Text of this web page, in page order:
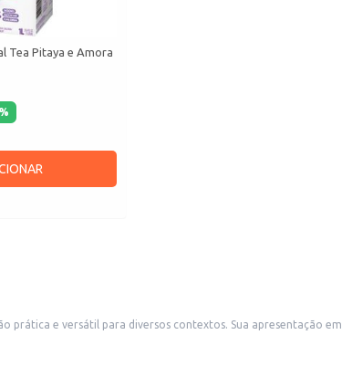
Tea Pitaya e Amora
%
de 1 litro o torna ideal para estabelecimentos comerciais como restaurantes, cafés e